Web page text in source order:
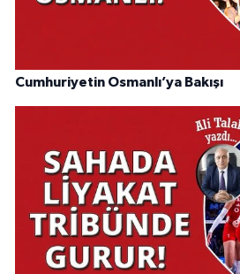
Cumhuriyetin Osmanlı’ya Bakışı